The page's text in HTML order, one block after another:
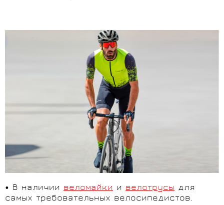
• В наличии веломайки и велотрусы для
самых требовательных велосипедистов.